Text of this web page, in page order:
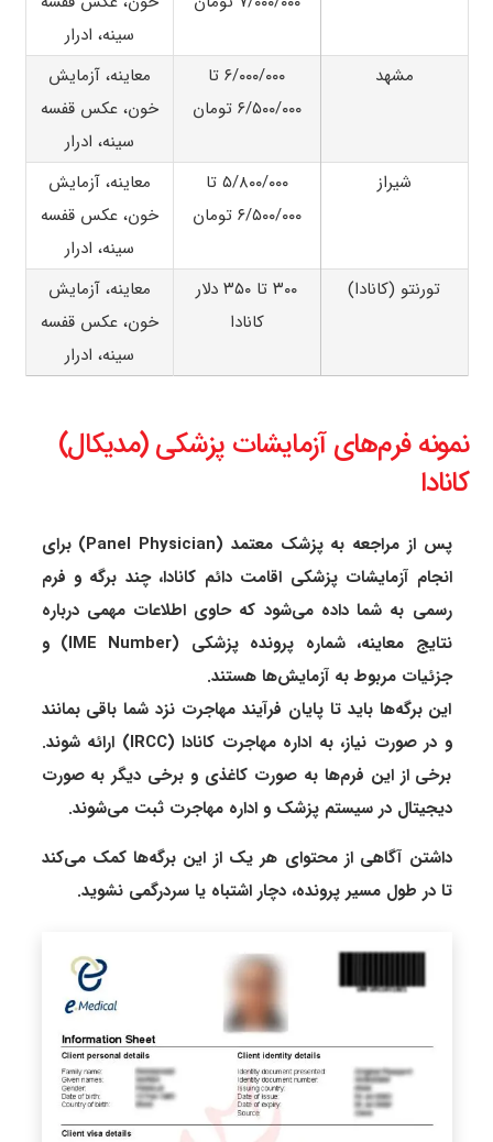
سینه، ادرار
مشهد
۶/۰۰۰/۰۰۰ تا
۶/۵۰۰/۰۰۰ تومان
معاینه، آزمایش
خون، عکس قفسه
سینه، ادرار
شیراز
۵/۸۰۰/۰۰۰ تا
۶/۵۰۰/۰۰۰ تومان
معاینه، آزمایش
خون، عکس قفسه
سینه، ادرار
تورنتو (کانادا)
۳۰۰ تا ۳۵۰ دلار
کانادا
معاینه، آزمایش
خون، عکس قفسه
سینه، ادرار
نمونه فرم‌های آزمایشات پزشکی (مدیکال)
کانادا
پس از مراجعه به پزشک معتمد (Panel Physician) برای
انجام آزمایشات پزشکی اقامت دائم کانادا، چند برگه و فرم
رسمی به شما داده می‌شود که حاوی اطلاعات مهمی درباره
نتایج معاینه، شماره پرونده پزشکی (IME Number) و
جزئیات مربوط به آزمایش‌ها هستند.
این برگه‌ها باید تا پایان فرآیند مهاجرت نزد شما باقی بمانند
و در صورت نیاز، به اداره مهاجرت کانادا (IRCC) ارائه شوند.
برخی از این فرم‌ها به صورت کاغذی و برخی دیگر به صورت
دیجیتال در سیستم پزشک و اداره مهاجرت ثبت می‌شوند.
داشتن آگاهی از محتوای هر یک از این برگه‌ها کمک می‌کند
تا در طول مسیر پرونده، دچار اشتباه یا سردرگمی نشوید.